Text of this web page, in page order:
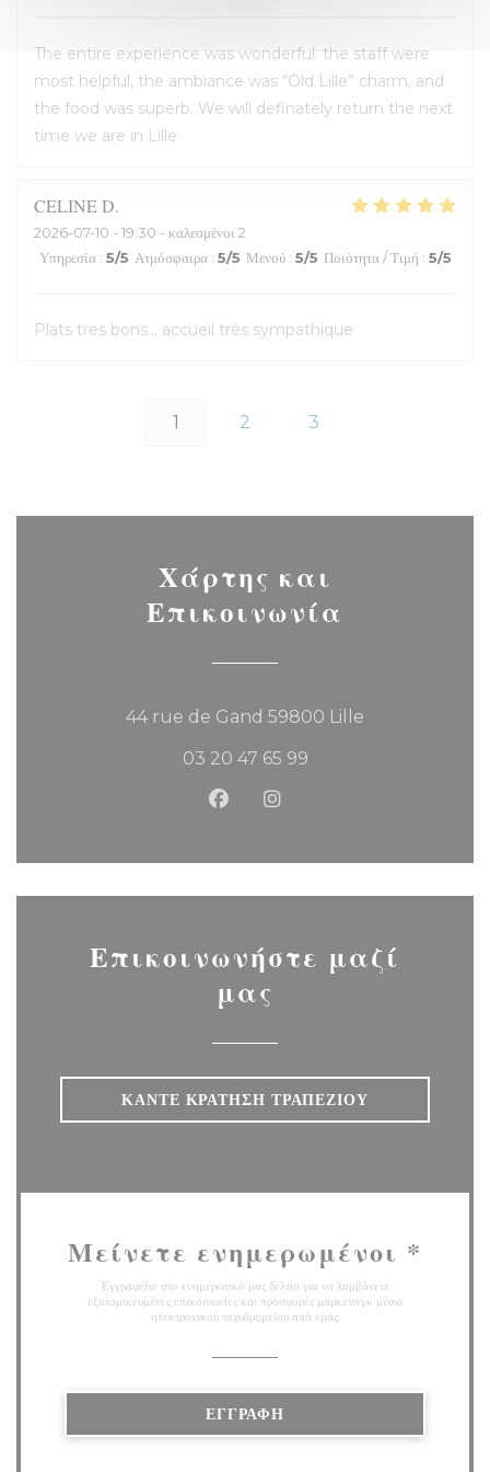
The entire experience was wonderful: the staff were
most helpful, the ambiance was “Old Lille” charm, and
the food was superb. We will definately return the next
time we are in Lille
CELINED
2026-07-10 - 19:30 - καλεσμένοι 2
Υπηρεσία : 5/5 Ατμόσφαιρα : 5/5 Μενού : 5/5 Ποιότητα / Τιμή : 5/5
Plats tres bons... accueil très sympathique
1 2 3
Χάρτης και
Επικοινωνία
44 rue de Gand 59800 Lille
03 20 47 65 99
Facebook ((ανοίγει σε νέο
Instagram ((ανοίγει σε
Επικοινωνήστε μαζί
μας
ΚΆΝΤΕ ΚΡΆΤΗΣΗ ΤΡΑΠΕΖΙΟΎ
Μείνετε ενημερωμένοι *
Εγγραφείτε στο ενημερωτικό μας δελτίο για να λαμβάνετε
εξατομικευμένες επικοινωνίες και προσφορές μάρκετινγκ μέσω
ηλεκτρονικού ταχυδρομείου από εμάς.
ΕΓΓΡΑΦΉ